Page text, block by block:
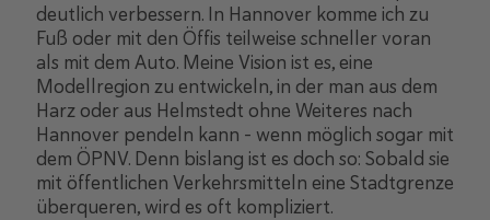
deutlich verbessern. In Hannover komme ich zu
Fuß oder mit den Öffis teilweise schneller voran
als mit dem Auto. Meine Vision ist es, eine
Modellregion zu entwickeln, in der man aus dem
Harz oder aus Helmstedt ohne Weiteres nach
Hannover pendeln kann – wenn möglich sogar mit
dem ÖPNV. Denn bislang ist es doch so: Sobald sie
mit öffentlichen Verkehrsmitteln eine Stadtgrenze
überqueren, wird es oft kompliziert.